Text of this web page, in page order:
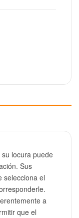
locura puede
Sus
selecciona el
a
que el